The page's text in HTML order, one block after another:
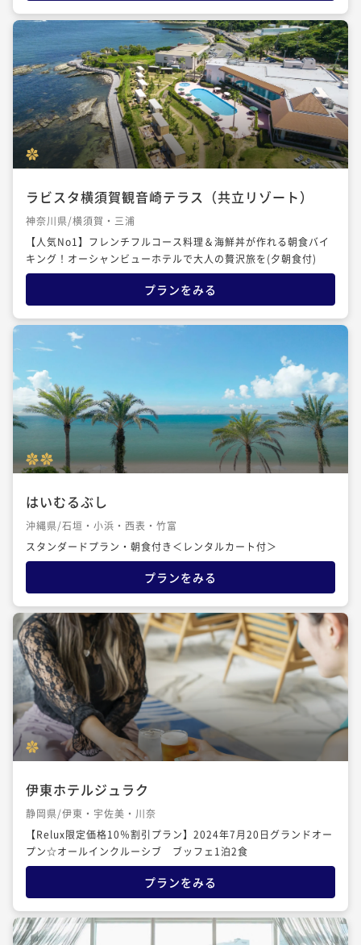
ラビスタ横須賀観音崎テラス（共立リゾート）
神奈川県/横須賀・三浦
【人気No1】フレンチフルコース料理＆海鮮丼が作れる朝食バイ
キング！オーシャンビューホテルで大人の贅沢旅を(夕朝食付)
プランをみる
はいむるぶし
沖縄県/石垣・小浜・西表・竹富
スタンダードプラン・朝食付き＜レンタルカート付＞
プランをみる
伊東ホテルジュラク
静岡県/伊東・宇佐美・川奈
【Relux限定価格10％割引プラン】2024年7月20日グランドオー
プン☆オールインクルーシブ ブッフェ1泊2食
プランをみる